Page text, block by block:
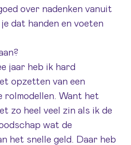
over nadenken vanuit
dat handen en voeten
jaar heb ik hard
opzetten van een
rolmodellen. Want het
zo heel veel zin als ik de
wat de
het snelle geld. Daar heb